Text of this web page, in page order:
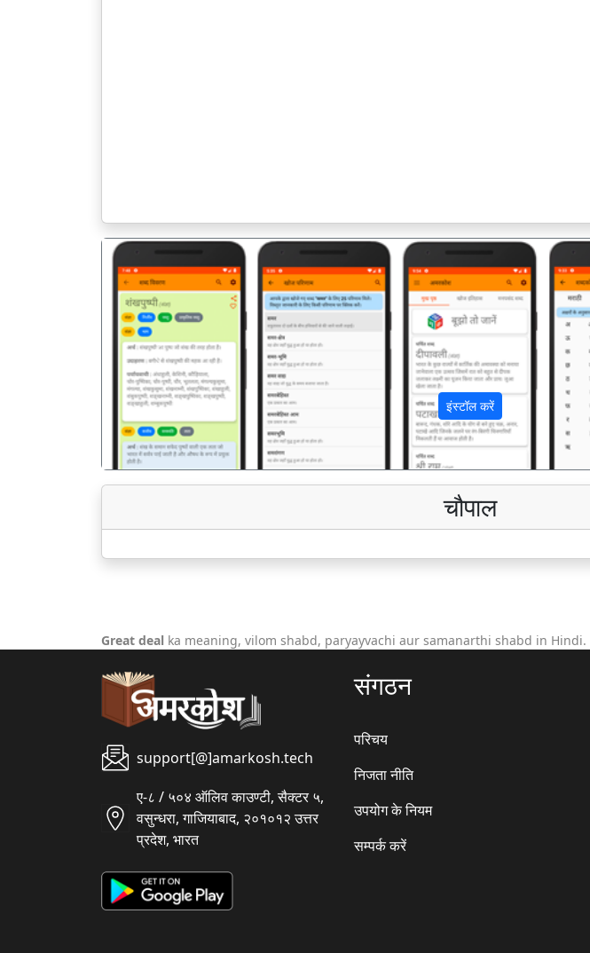
इंस्टॉल करें
पिछला
चौपाल
Great deal ka meaning, vilom shabd, paryayvachi aur samanarthi shabd in Hindi.
support[@]amarkosh.tech
ए-८ / ५०४ ऑलिव काउण्टी, सैक्टर ५,
वसुन्धरा, गाजियाबाद, २०१०१२ उत्तर
प्रदेश, भारत
संगठन
परिचय
निजता नीति
उपयोग के नियम
सम्पर्क करें